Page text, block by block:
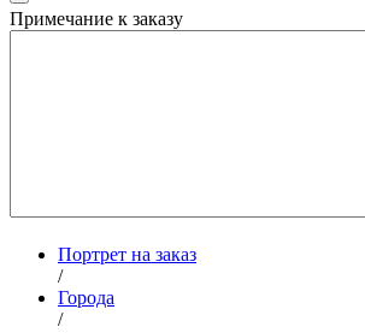
Примечание к заказу
Портрет на заказ
/
Города
/